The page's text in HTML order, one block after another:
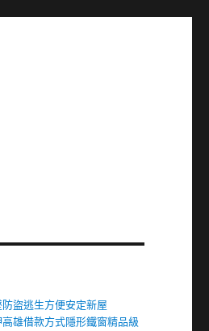
盜逃生方便安定新屋
雄借款方式隱形鐵窗精品級